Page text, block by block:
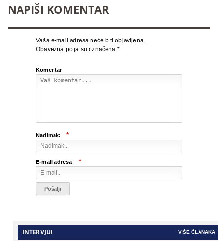
NAPIŠI KOMENTAR
Vaša e-mail adresa neće biti objavljena.
Obavezna polja su označena *
Komentar
Nadimak: *
E-mail adresa: *
INTERVJUI VIŠE ČLANAKA